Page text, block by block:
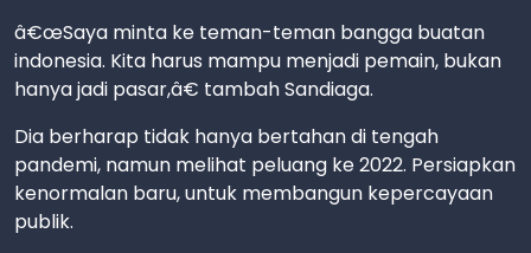
â€œSaya minta ke teman-teman bangga buatan
indonesia. Kita harus mampu menjadi pemain, bukan
hanya jadi pasar,â€ tambah Sandiaga.
Dia berharap tidak hanya bertahan di tengah
pandemi, namun melihat peluang ke 2022. Persiapkan
kenormalan baru, untuk membangun kepercayaan
publik.